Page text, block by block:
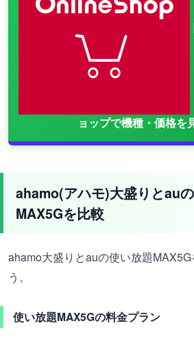
ョップで機種・価格を
ahamo(アハモ)大盛りとau
MAX5Gを比較
ahamo大盛りとauの使い放題
う。
使い放題MAX5Gの料金プラン